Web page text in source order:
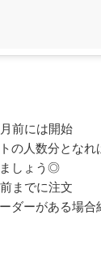
前には開始
の人数分となれ
しょう◎
までに注文
ダーがある場合